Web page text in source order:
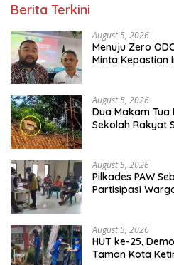
Berita Terkini
August 5, 2026
Menuju Zero
Minta Kepastian
August 5, 2026
Dua Makam
Sekolah Rakyat
August 5, 2026
Pilkades PAW
Partisipasi
August 5, 2026
HUT ke-25,
Taman Kota